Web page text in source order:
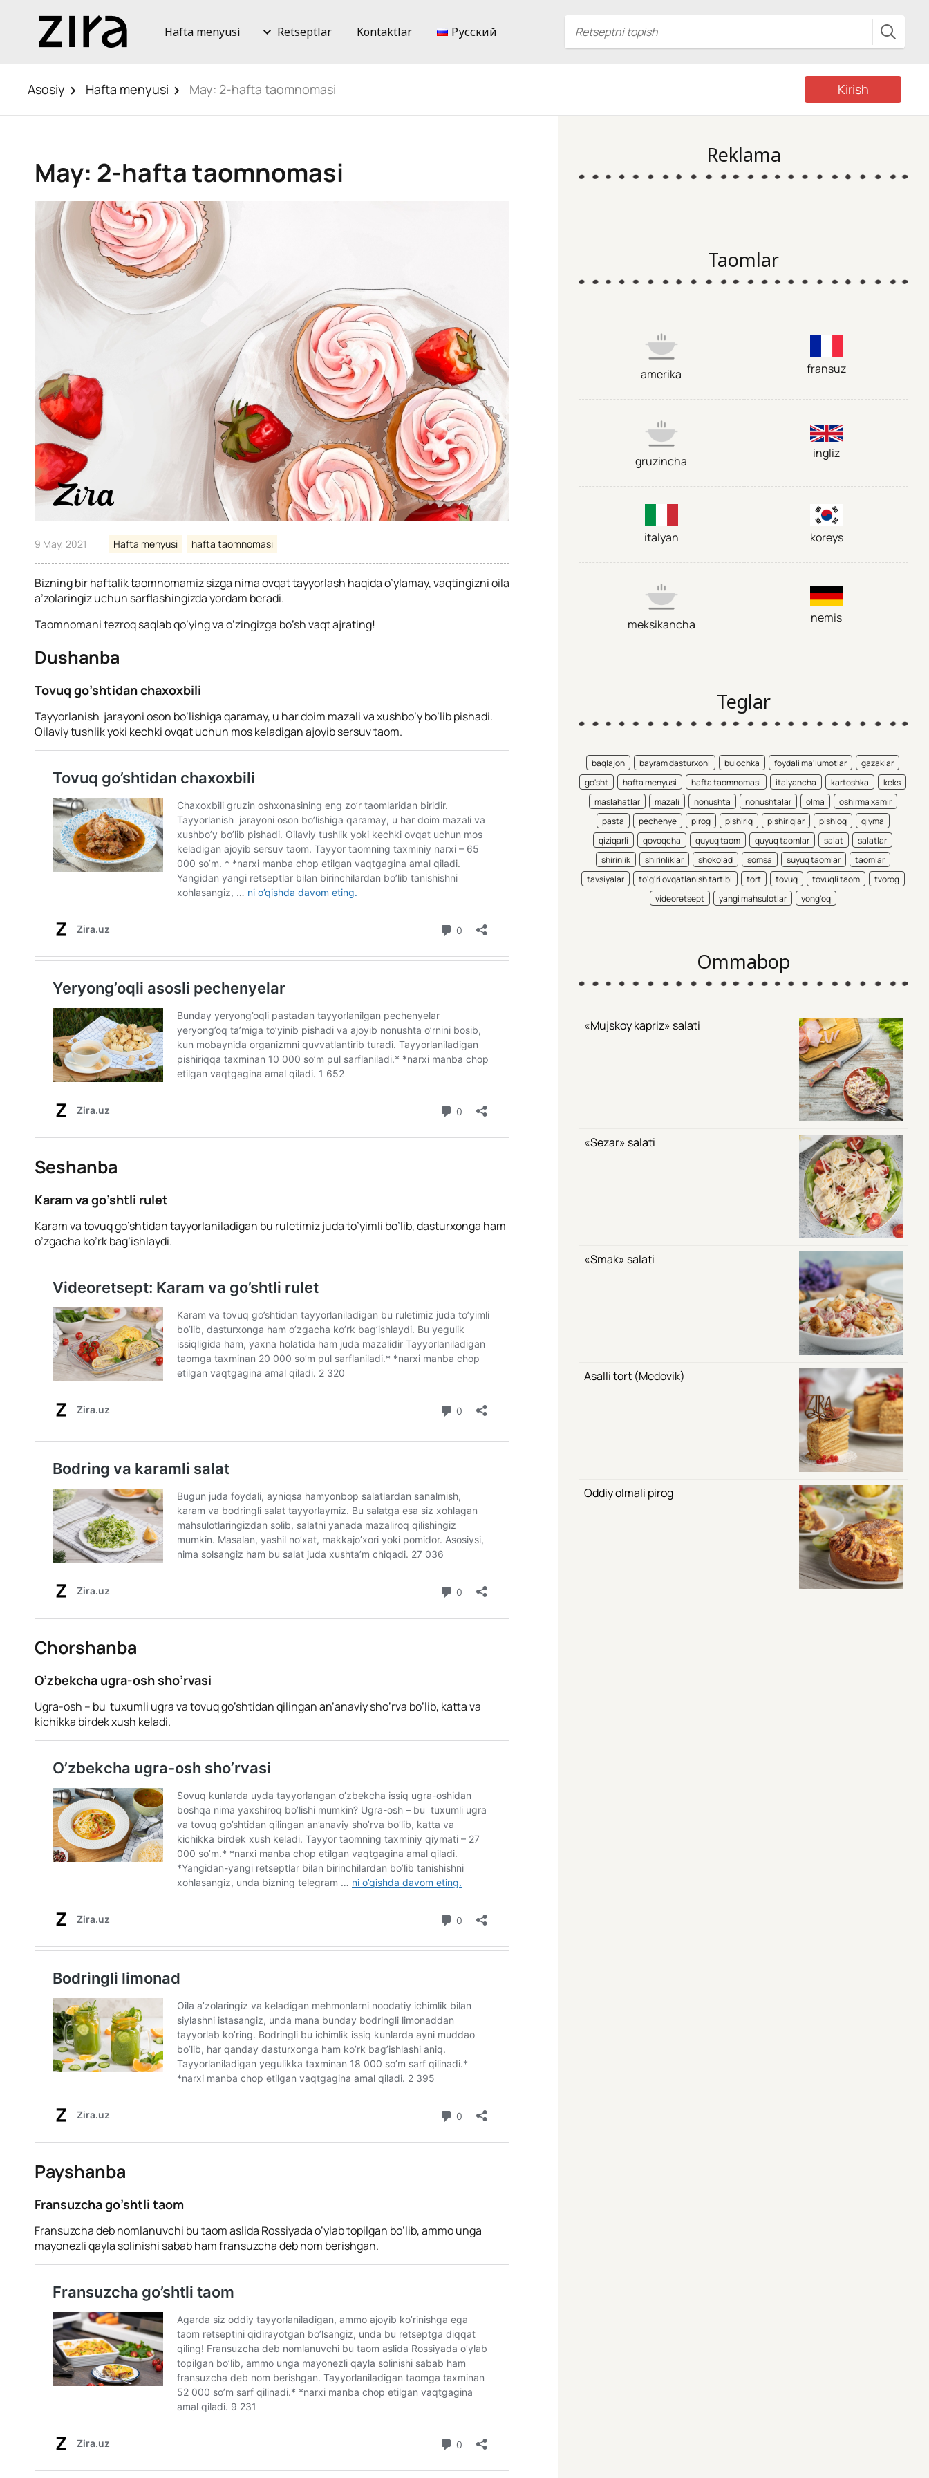
Hafta menyusi Retseptlar Kontaktlar Русский
Asosiy Hafta menyusi May: 2-hafta taomnomasi Kirish
May: 2-hafta taomnomasi
9 May, 2021 Hafta menyusi hafta taomnomasi
Bizning bir haftalik taomnomamiz sizga nima ovqat tayyorlash haqida o’ylamay, vaqtingizni oila
a’zolaringiz uchun sarflashingizda yordam beradi.
Taomnomani tezroq saqlab qo’ying va o’zingizga bo’sh vaqt ajrating!
Dushanba
Tovuq go’shtidan chaxoxbili
Tayyorlanish jarayoni oson bo’lishiga qaramay, u har doim mazali va xushbo’y bo’lib pishadi.
Oilaviy tushlik yoki kechki ovqat uchun mos keladigan ajoyib sersuv taom.
Seshanba
Karam va go’shtli rulet
Karam va tovuq go’shtidan tayyorlaniladigan bu ruletimiz juda to’yimli bo’lib, dasturxonga ham
o’zgacha ko’rk bag’ishlaydi.
Chorshanba
O’zbekcha ugra-osh sho’rvasi
Ugra-osh – bu tuxumli ugra va tovuq go’shtidan qilingan an’anaviy sho’rva bo’lib, katta va
kichikka birdek xush keladi.
Payshanba
Fransuzcha go’shtli taom
Fransuzcha deb nomlanuvchi bu taom aslida Rossiyada o’ylab topilgan bo’lib, ammo unga
mayonezli qayla solinishi sabab ham fransuzcha deb nom berishgan.
Reklama
Taomlar
amerika fransuz
gruzincha
ingliz
italyan koreys
meksikancha nemis
Teglar
baqlajon bayram dasturxoni bulochka foydali ma'lumotlar
gazaklar
go'sht
hafta menyusi hafta taomnomasi italyancha kartoshka
keks
maslahatlar
mazali nonushta nonushtalar olma
oshirma xamir
pasta
pechenye pirog pishiriq pishiriqlar pishloq
qiyma
qiziqarli
qovoqcha quyuq taom quyuq taomlar salat
salatlar
shirinlik
shirinliklar shokolad somsa suyuq taomlar
taomlar
tavsiyalar
to'g'ri ovqatlanish tartibi tort tovuq tovuqli taom
tvorog
videoretsept
yangi mahsulotlar yong'oq
Ommabop
«Mujskoy kapriz» salati
«Sezar» salati
«Smak» salati
Asalli tort (Medovik)
Oddiy olmali pirog